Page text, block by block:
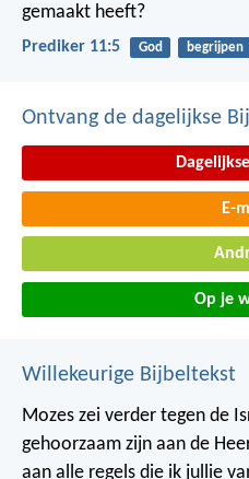
gemaakt heeft?
Prediker 11:5 God begrijpen
Ontvang de dagelijkse
E-
Op je
Willekeurige Bijbeltekst
Mozes zei verder tegen de
gehoorzaam zijn aan de
aan alle regels die ik jullie